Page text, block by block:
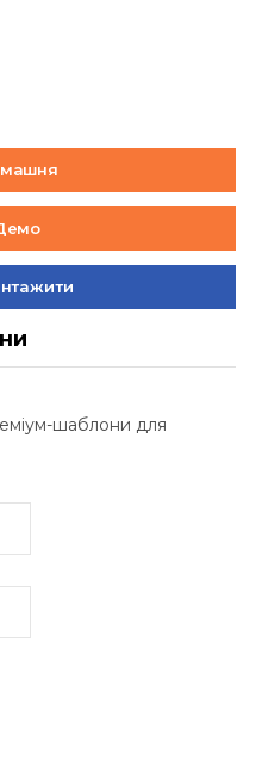
шаблони для